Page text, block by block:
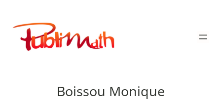
contenu
Publimath
Boissou Monique